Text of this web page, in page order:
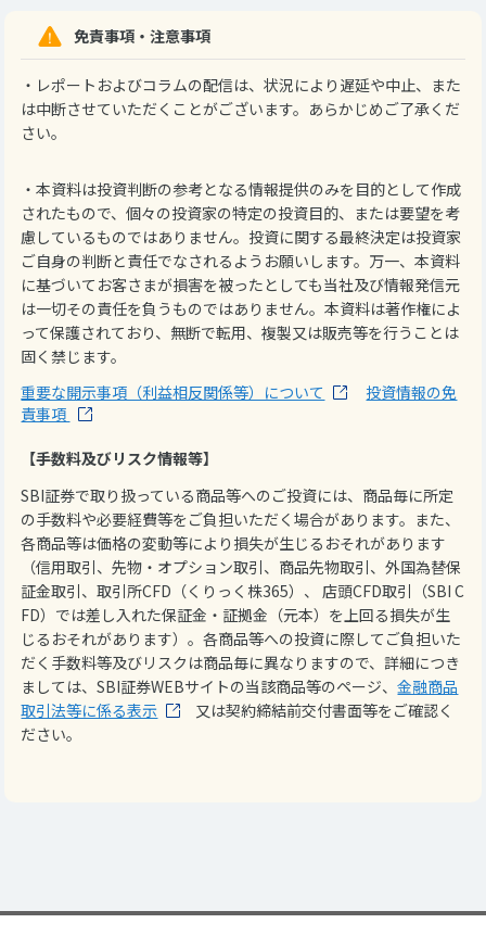
免責事項・注意事項
・レポートおよびコラムの配信は、状況により遅延や中止、また
は中断させていただくことがございます。あらかじめご了承くだ
さい。
・本資料は投資判断の参考となる情報提供のみを目的として作成
されたもので、個々の投資家の特定の投資目的、または要望を考
慮しているものではありません。投資に関する最終決定は投資家
ご自身の判断と責任でなされるようお願いします。万一、本資料
に基づいてお客さまが損害を被ったとしても当社及び情報発信元
は一切その責任を負うものではありません。本資料は著作権によ
って保護されており、無断で転用、複製又は販売等を行うことは
固く禁じます。
重要な開示事項（利益相反関係等）について
投資情報の免
責事項
【手数料及びリスク情報等】
SBI証券で取り扱っている商品等へのご投資には、商品毎に所定
の手数料や必要経費等をご負担いただく場合があります。また、
各商品等は価格の変動等により損失が生じるおそれがあります
（信用取引、先物・オプション取引、商品先物取引、外国為替保
証金取引、取引所CFD（くりっく株365）、 店頭CFD取引（SBI C
FD）では差し入れた保証金・証拠金（元本）を上回る損失が生
じるおそれがあります）。各商品等への投資に際してご負担いた
だく手数料等及びリスクは商品毎に異なりますので、詳細につき
ましては、SBI証券WEBサイトの当該商品等のページ、金融商品
取引法等に係る表示
又は契約締結前交付書面等をご確認く
ださい。